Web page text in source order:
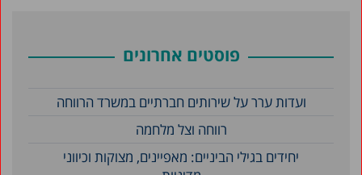
פוסטים אחרונים
ועדות ערר על שירותים חברתיים במשרד הרווחה
רווחה וצל מלחמה
יחידים בגילי הביניים: מאפיינים, מצוקות וכיווני